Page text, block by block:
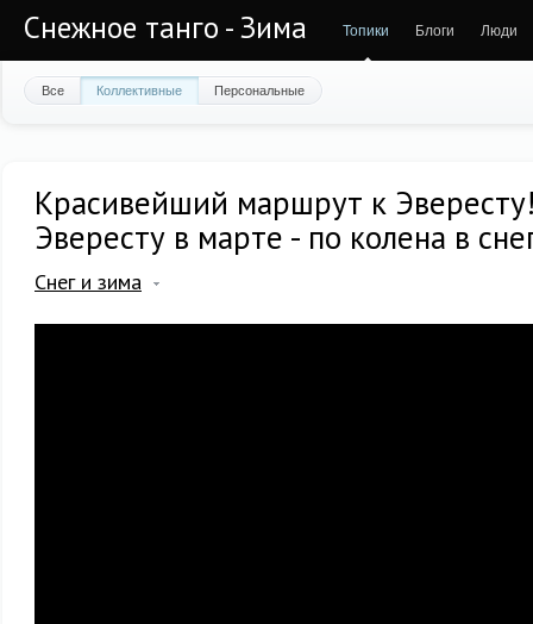
Снежное танго - Зима Топики Блоги Люди
Все Коллективные Персональные
Красивейший маршрут к
Эвересту в марте - по колена в
Снег и зима